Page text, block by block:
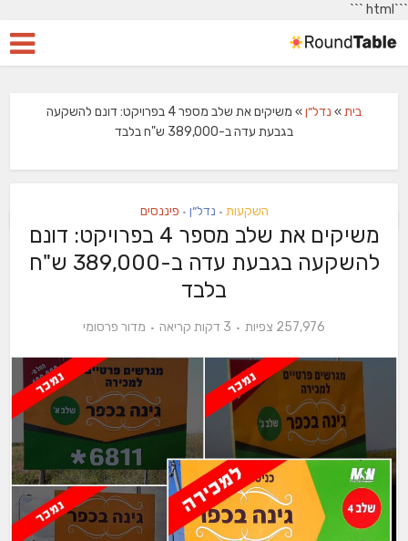
```html
```
בית» נדל״ן»
משיקים את שלב מספר 4 בפרויקט: דונם להשקעה
בגבעת עדה ב-389,000 ש"ח בלבד
השקעות • נדל״ן • פיננסים
משיקים את שלב מספר 4 בפרויקט: דונם
להשקעה בגבעת עדה ב-389,000 ש"ח
בלבד
257,976 צפיות 3 דקות קריאה מדור פרסומי